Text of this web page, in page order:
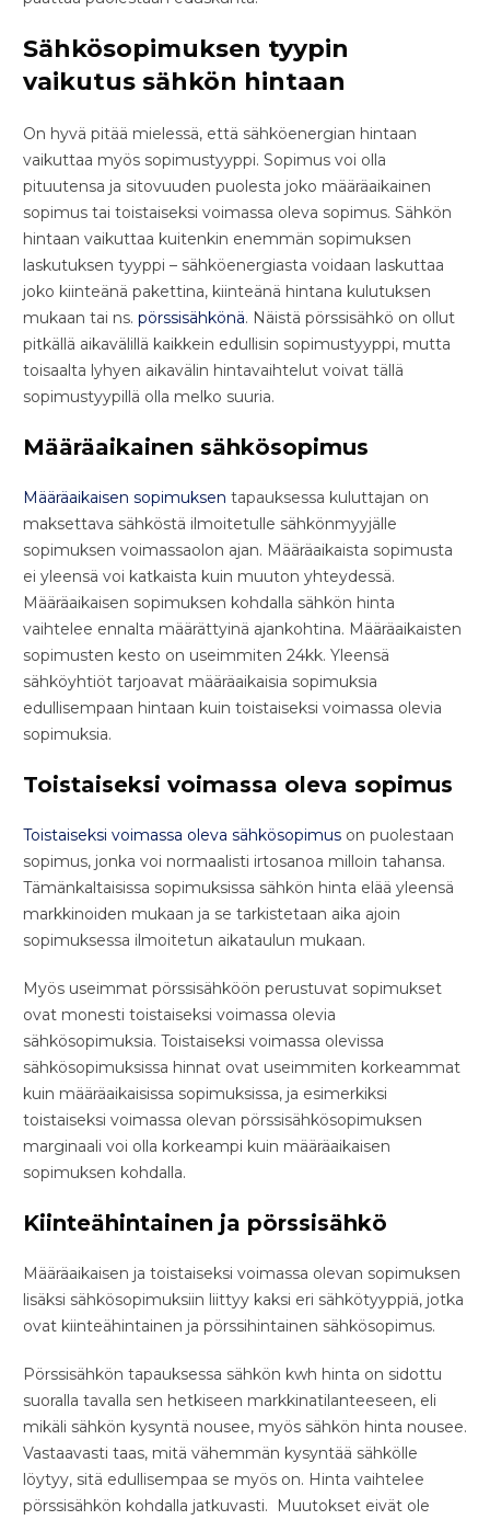
Sähkösopimuksen tyypin
vaikutus sähkön hintaan
On hyvä pitää mielessä, että sähköenergian hintaan
vaikuttaa myös sopimustyyppi. Sopimus voi olla
pituutensa ja sitovuuden puolesta joko määräaikainen
sopimus tai toistaiseksi voimassa oleva sopimus. Sähkön
hintaan vaikuttaa kuitenkin enemmän sopimuksen
laskutuksen tyyppi – sähköenergiasta voidaan laskuttaa
joko kiinteänä pakettina, kiinteänä hintana kulutuksen
mukaan tai ns. pörssisähkönä. Näistä pörssisähkö on ollut
pitkällä aikavälillä kaikkein edullisin sopimustyyppi, mutta
toisaalta lyhyen aikavälin hintavaihtelut voivat tällä
sopimustyypillä olla melko suuria.
Määräaikainen sähkösopimus
Määräaikaisen sopimuksen tapauksessa kuluttajan on
maksettava sähköstä ilmoitetulle sähkönmyyjälle
sopimuksen voimassaolon ajan. Määräaikaista sopimusta
ei yleensä voi katkaista kuin muuton yhteydessä.
Määräaikaisen sopimuksen kohdalla sähkön hinta
vaihtelee ennalta määrättyinä ajankohtina. Määräaikaisten
sopimusten kesto on useimmiten 24kk. Yleensä
sähköyhtiöt tarjoavat määräaikaisia sopimuksia
edullisempaan hintaan kuin toistaiseksi voimassa olevia
sopimuksia.
Toistaiseksi voimassa oleva sopimus
Toistaiseksi voimassa oleva sähkösopimus on puolestaan
sopimus, jonka voi normaalisti irtosanoa milloin tahansa.
Tämänkaltaisissa sopimuksissa sähkön hinta elää yleensä
markkinoiden mukaan ja se tarkistetaan aika ajoin
sopimuksessa ilmoitetun aikataulun mukaan.
Myös useimmat pörssisähköön perustuvat sopimukset
ovat monesti toistaiseksi voimassa olevia
sähkösopimuksia. Toistaiseksi voimassa olevissa
sähkösopimuksissa hinnat ovat useimmiten korkeammat
kuin määräaikaisissa sopimuksissa, ja esimerkiksi
toistaiseksi voimassa olevan pörssisähkösopimuksen
marginaali voi olla korkeampi kuin määräaikaisen
sopimuksen kohdalla.
Kiinteähintainen ja pörssisähkö
Määräaikaisen ja toistaiseksi voimassa olevan sopimuksen
lisäksi sähkösopimuksiin liittyy kaksi eri sähkötyyppiä, jotka
ovat kiinteähintainen ja pörssihintainen sähkösopimus.
Pörssisähkön tapauksessa sähkön kwh hinta on sidottu
suoralla tavalla sen hetkiseen markkinatilanteeseen, eli
mikäli sähkön kysyntä nousee, myös sähkön hinta nousee.
Vastaavasti taas, mitä vähemmän kysyntää sähkölle
löytyy, sitä edullisempaa se myös on. Hinta vaihtelee
pörssisähkön kohdalla jatkuvasti. Muutokset eivät ole